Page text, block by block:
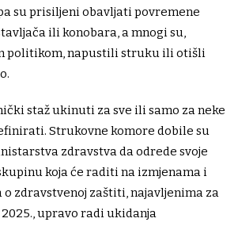
su prisiljeni obavljati povremene
ili konobara, a mnogi su,
politikom, napustili struku ili otišli
staž ukinuti za sve ili samo za neke
Strukovne komore dobile su
zdravstva da odrede svoje
koja će raditi na izmjenama i
o zdravstvenoj zaštiti, najavljenima za
upravo radi ukidanja